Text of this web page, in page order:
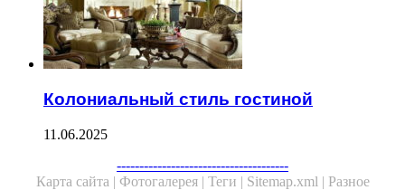
Колониальный стиль гостиной
11.06.2025
--------------------------------------
Карта сайта | Фотогалерея | Теги | Sitemap.xml | Разное